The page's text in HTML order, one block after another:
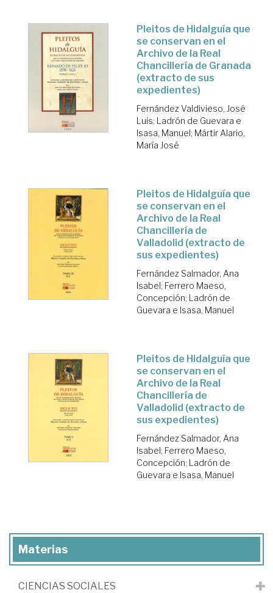
Pleitos de Hidalguía que
se conservan en el
Archivo de la Real
Chancillería de Granada
(extracto de sus
expedientes)
Fernández Valdivieso, José
Luis; Ladrón de Guevara e
Isasa, Manuel; Mártir Alario,
María José
Pleitos de Hidalguía que
se conservan en el
Archivo de la Real
Chancillería de
Valladolid (extracto de
sus expedientes)
Fernández Salmador, Ana
Isabel; Ferrero Maeso,
Concepción; Ladrón de
Guevara e Isasa, Manuel
Pleitos de Hidalguía que
se conservan en el
Archivo de la Real
Chancillería de
Valladolid (extracto de
sus expedientes)
Fernández Salmador, Ana
Isabel; Ferrero Maeso,
Concepción; Ladrón de
Guevara e Isasa, Manuel
Materias
CIENCIAS SOCIALES